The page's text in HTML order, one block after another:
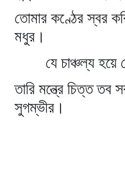
তোমার কণ্ঠের স্বর
মধুর।
যে চাঞ্চল্য হয়ে
তারি মন্ত্রে চিত্ত
সুগম্ভীর।